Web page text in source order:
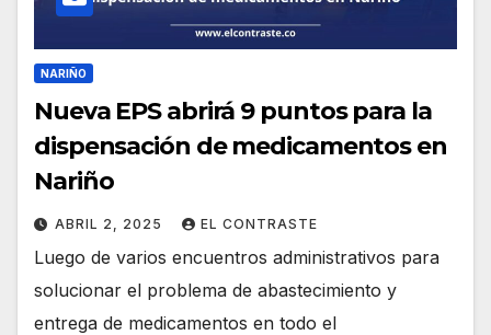
NARIÑO
Nueva EPS abrirá 9 puntos para la
dispensación de medicamentos en
Nariño
ABRIL 2, 2025 EL CONTRASTE
Luego de varios encuentros administrativos para
solucionar el problema de abastecimiento y
entrega de medicamentos en todo el